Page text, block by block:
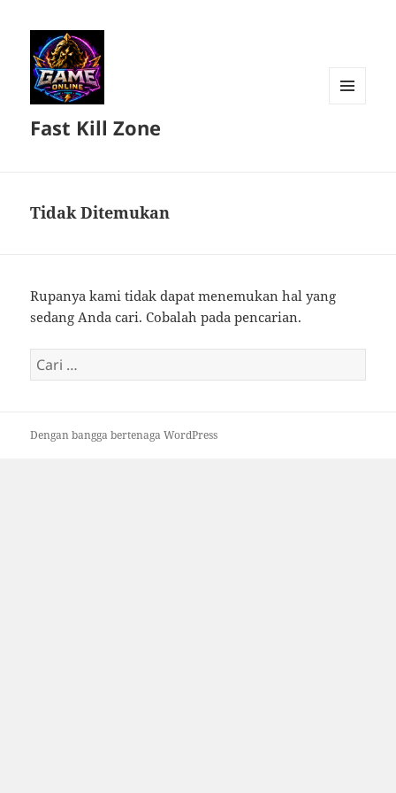
Fast Kill Zone
Tidak Ditemukan
Rupanya kami tidak dapat menemukan hal yang
sedang Anda cari. Cobalah pada pencarian.
Cari
untuk:
Dengan bangga bertenaga WordPress